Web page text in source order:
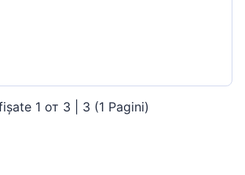
1 от 3 | 3 (1 Pagini)